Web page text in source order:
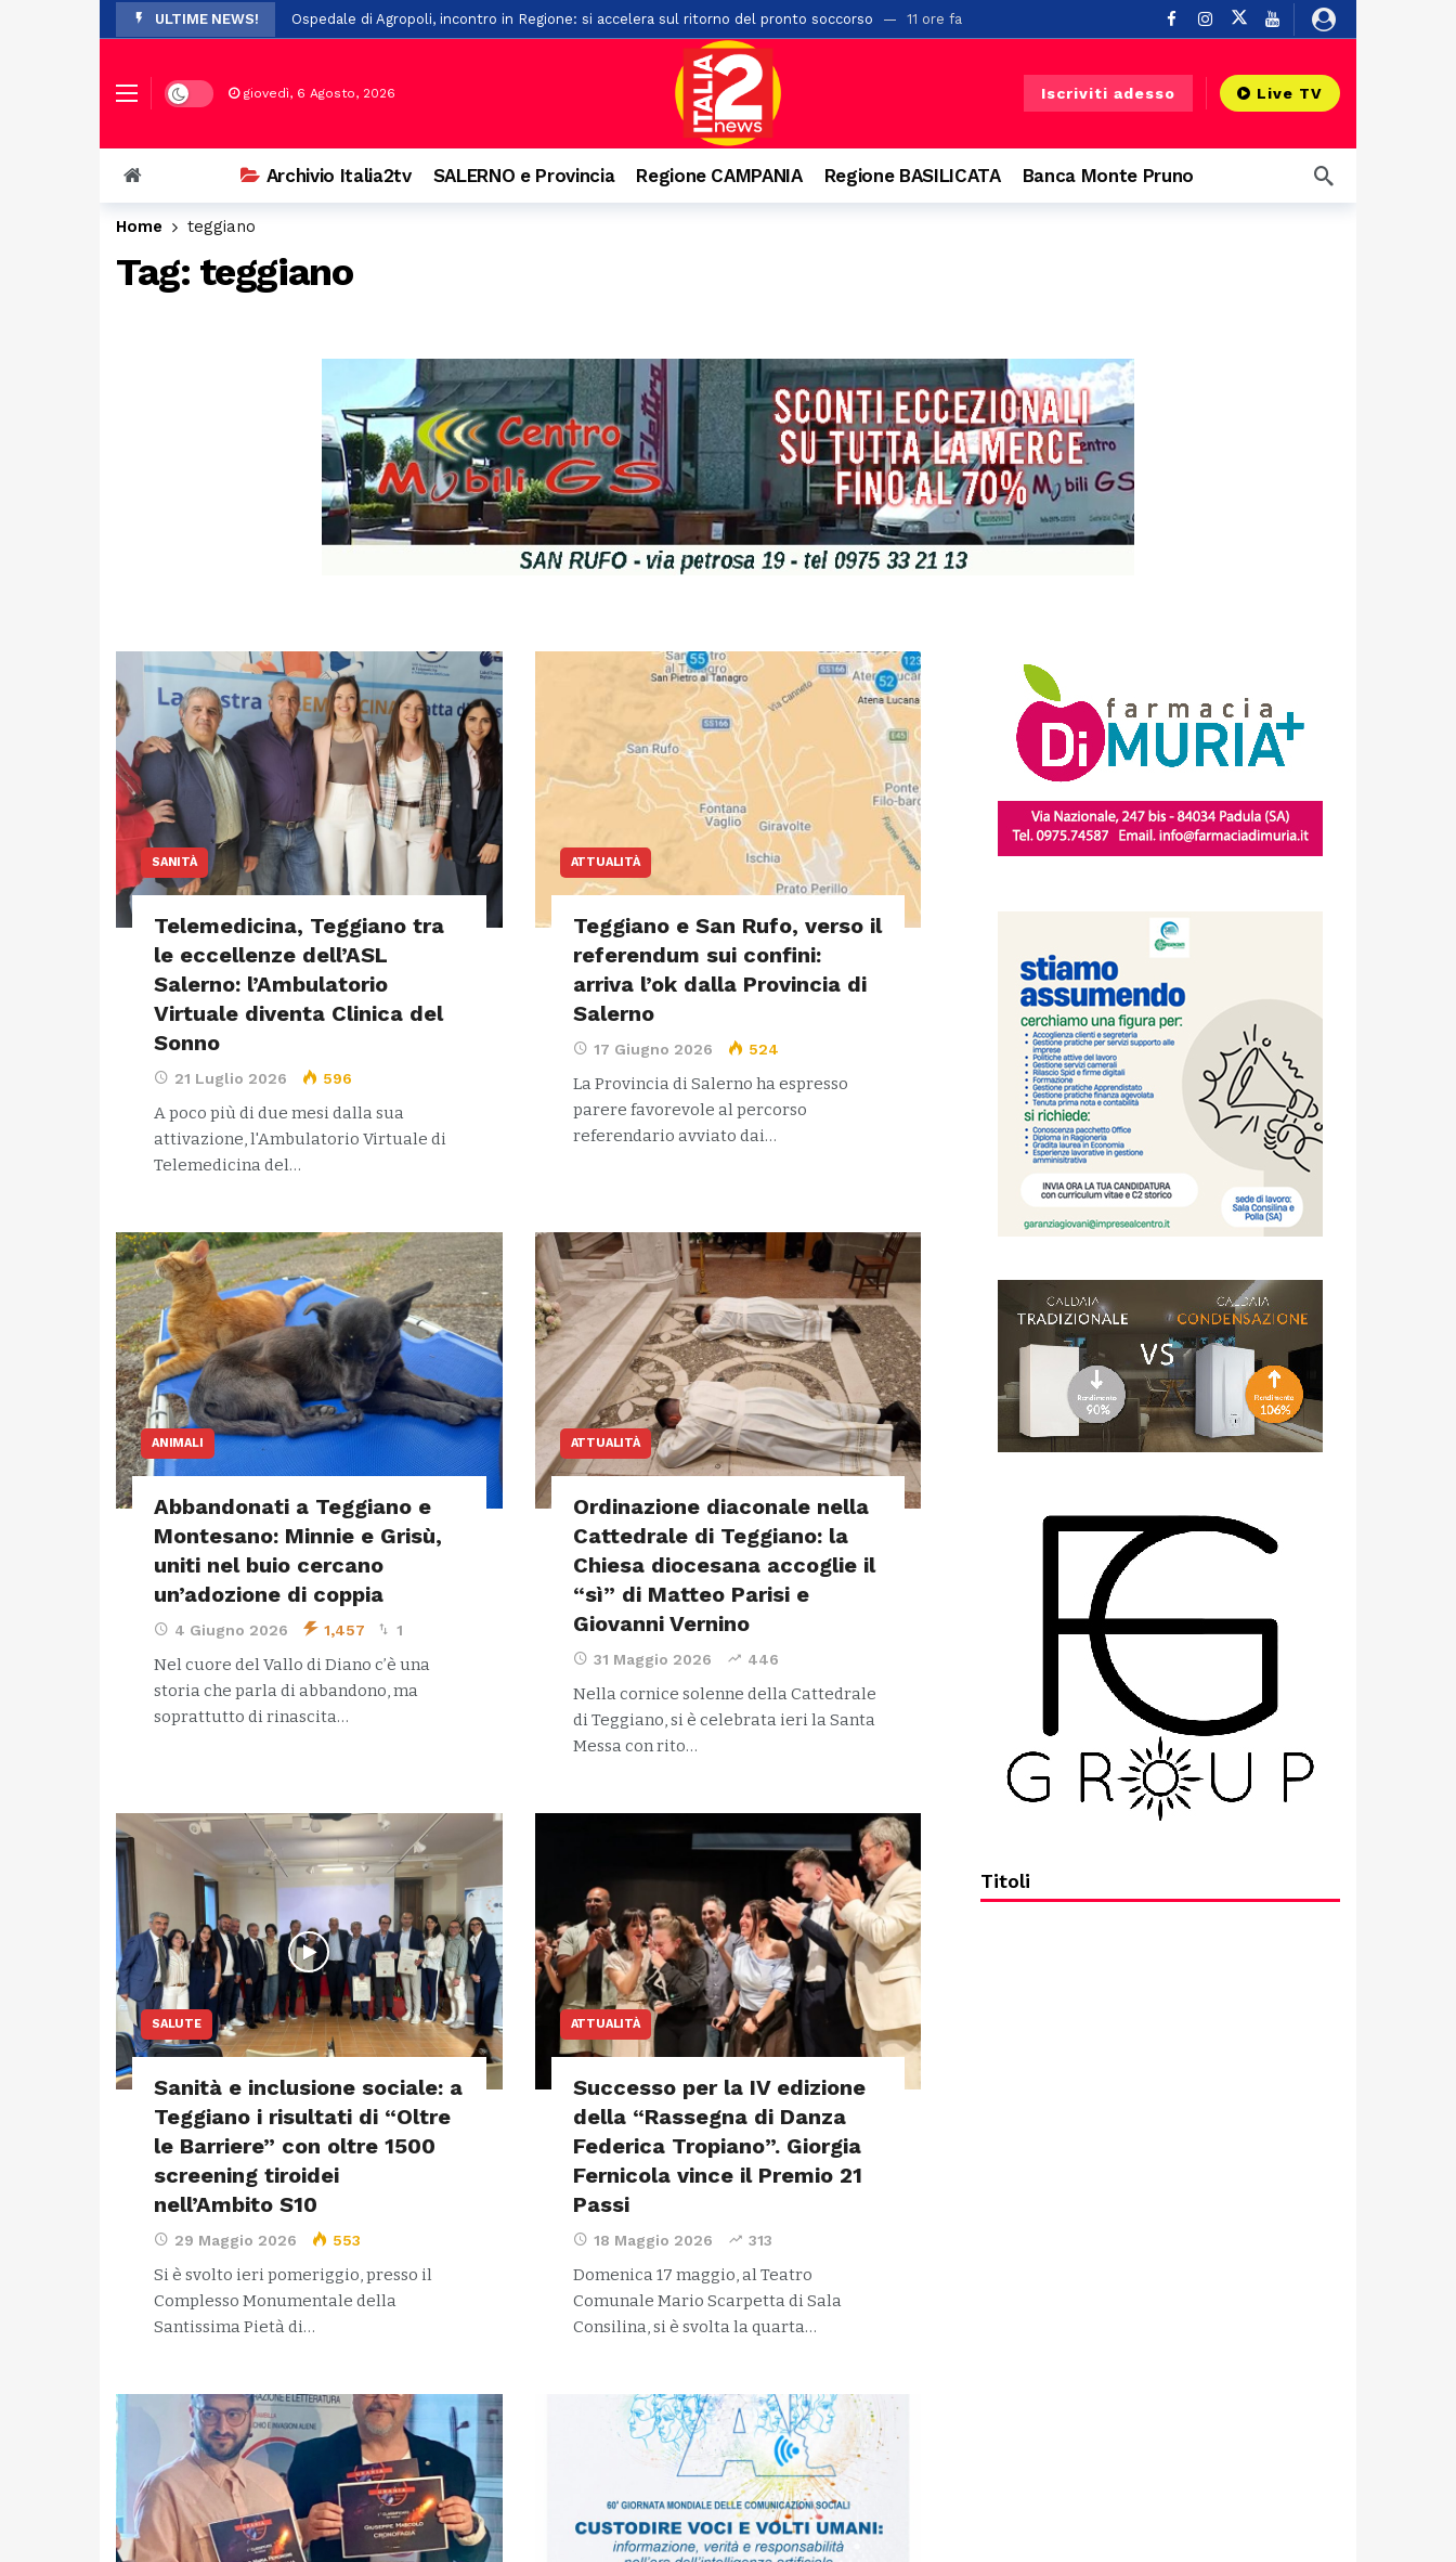
ULTIME NEWS! Ospedale di Agropoli, incontro in Regione: si accelera sul ritorno del pronto soccorso 11 ore fa
Controllo del vicinato: nuovi protocolli tra Prefettura di Salerno ed i comuni di Albanella e Altavilla Silentina
In Basilicata, arrivano 61 nuovi carabinieri: rinforzati i presidi di Potenza e Matera
San Chirico Nuovo, incendio di macchia mediterranea a Creta Rossa: in azione vigili del fuoco e mezzi aerei
Scivola nel fiume durante una gita e batte la testa. Paura per un 22enne a Felitto
Dark mode giovedì, 6 Agosto, 2026 Iscriviti adesso Live TV
Archivio Italia2tv SALERNO e Provincia Regione CAMPANIA Regione BASILICATA Banca Monte Pruno
Home teggiano
Tag: teggiano
SANITÀ
Telemedicina, Teggiano tra
le eccellenze dell’ASL
Salerno: l’Ambulatorio
Virtuale diventa Clinica del
Sonno
21 Luglio 2026 596
A poco più di due mesi dalla sua
attivazione, l'Ambulatorio Virtuale di
Telemedicina del…
ATTUALITÀ
Teggiano e San Rufo, verso il
referendum sui confini:
arriva l’ok dalla Provincia di
Salerno
17 Giugno 2026 524
La Provincia di Salerno ha espresso
parere favorevole al percorso
referendario avviato dai…
ANIMALI
Abbandonati a Teggiano e
Montesano: Minnie e Grisù,
uniti nel buio cercano
un’adozione di coppia
4 Giugno 2026 1,457 1
Nel cuore del Vallo di Diano c’è una
storia che parla di abbandono, ma
soprattutto di rinascita…
ATTUALITÀ
Ordinazione diaconale nella
Cattedrale di Teggiano: la
Chiesa diocesana accoglie il
“sì” di Matteo Parisi e
Giovanni Vernino
31 Maggio 2026 446
Nella cornice solenne della Cattedrale
di Teggiano, si è celebrata ieri la Santa
Messa con rito…
SALUTE
Sanità e inclusione sociale: a
Teggiano i risultati di “Oltre
le Barriere” con oltre 1500
screening tiroidei
nell’Ambito S10
29 Maggio 2026 553
Si è svolto ieri pomeriggio, presso il
Complesso Monumentale della
Santissima Pietà di…
ATTUALITÀ
Successo per la IV edizione
della “Rassegna di Danza
Federica Tropiano”. Giorgia
Fernicola vince il Premio 21
Passi
18 Maggio 2026 313
Domenica 17 maggio, al Teatro
Comunale Mario Scarpetta di Sala
Consilina, si è svolta la quarta…
Titoli